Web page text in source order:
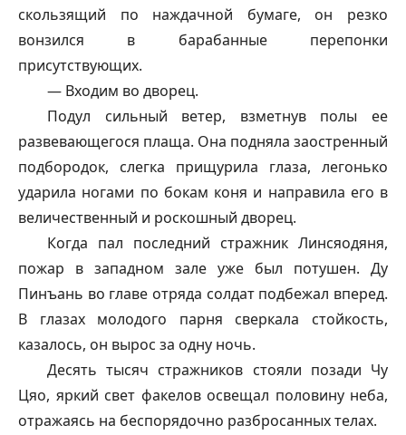
скользящий по наждачной бумаге, он резко
вонзился в барабанные перепонки
присутствующих.
— Входим во дворец.
Подул сильный ветер, взметнув полы ее
развевающегося плаща. Она подняла заостренный
подбородок, слегка прищурила глаза, легонько
ударила ногами по бокам коня и направила его в
величественный и роскошный дворец.
Когда пал последний стражник Линсяодяня,
пожар в западном зале уже был потушен. Ду
Пинъань во главе отряда солдат подбежал вперед.
В глазах молодого парня сверкала стойкость,
казалось, он вырос за одну ночь.
Десять тысяч стражников стояли позади Чу
Цяо, яркий свет факелов освещал половину неба,
отражаясь на беспорядочно разбросанных телах.